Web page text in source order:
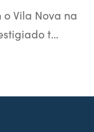
Vila Nova na
t…